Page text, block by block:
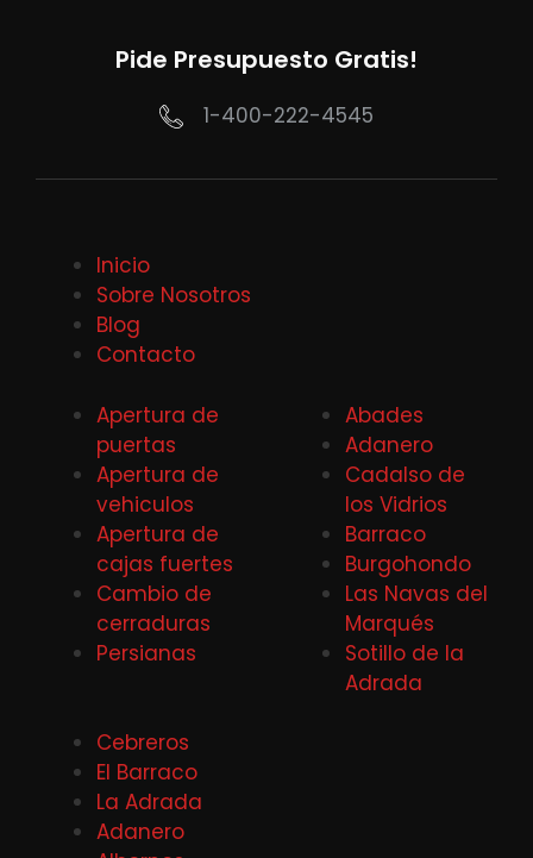
Pide Presupuesto Gratis!
1-400-222-4545
Inicio
Sobre Nosotros
Blog
Contacto
Apertura de
puertas
Apertura de
vehiculos
Apertura de
cajas fuertes
Cambio de
cerraduras
Persianas
Abades
Adanero
Cadalso de
los Vidrios
Barraco
Burgohondo
Las Navas del
Marqués
Sotillo de la
Adrada
Cebreros
El Barraco
La Adrada
Adanero